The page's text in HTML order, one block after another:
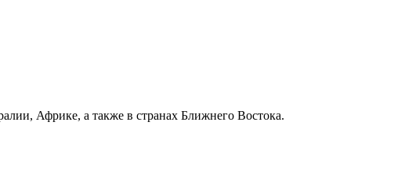
Африке, а также в странах Ближнего Востока.